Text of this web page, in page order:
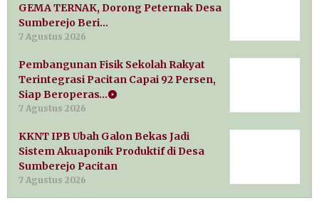
GEMA TERNAK, Dorong Peternak Desa
Sumberejo Beri…
7 Agustus 2026
Pembangunan Fisik Sekolah Rakyat
Terintegrasi Pacitan Capai 92 Persen,
Siap Beroperas…
7 Agustus 2026
KKNT IPB Ubah Galon Bekas Jadi
Sistem Akuaponik Produktif di Desa
Sumberejo Pacitan
7 Agustus 2026